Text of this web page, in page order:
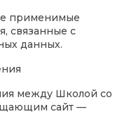
применимые
связанные с
данных.
между Школой со
сайт —